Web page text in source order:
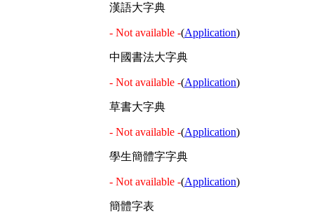
漢語大字典
- Not available -(Application)
中國書法大字典
- Not available -(Application)
草書大字典
- Not available -(Application)
學生簡體字字典
- Not available -(Application)
簡體字表